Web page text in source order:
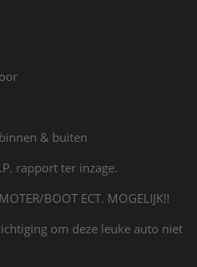
& buiten
rapport ter inzage.
BOOT ECT. MOGELIJK!!
om deze leuke auto niet